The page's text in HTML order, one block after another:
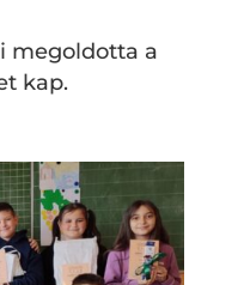
megoldotta a
kap.